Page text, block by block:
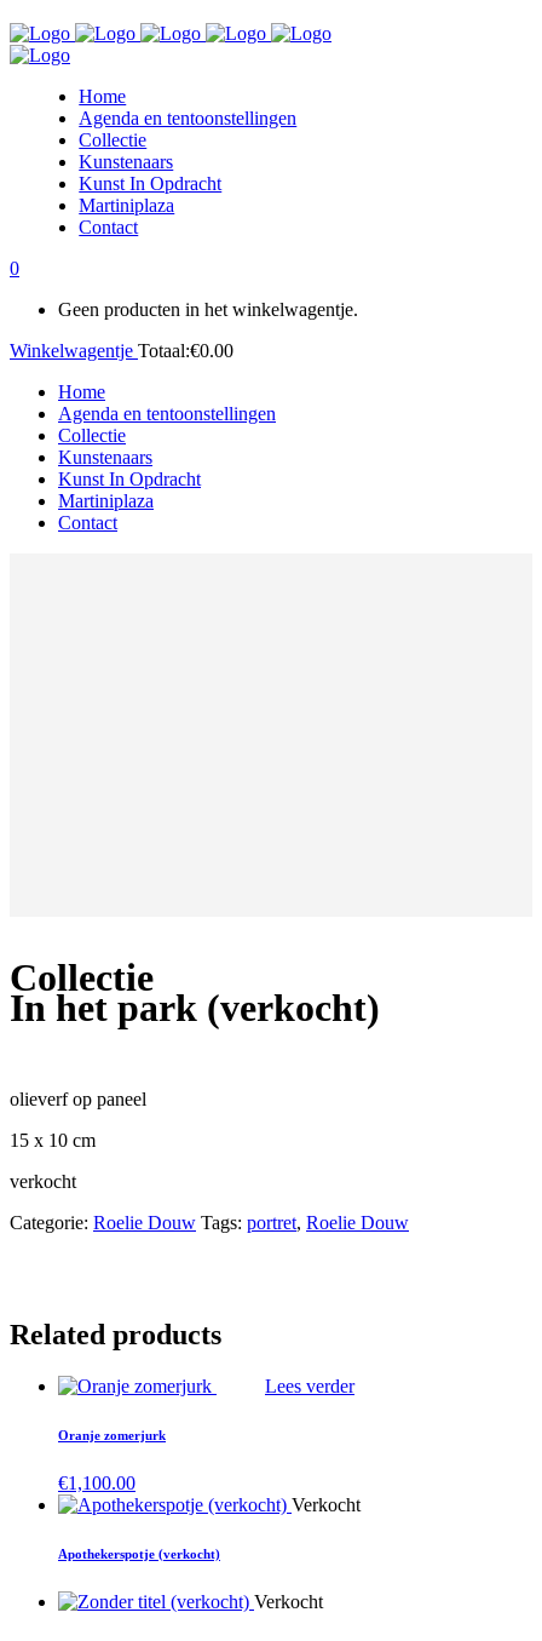
Home
Agenda en tentoonstellingen
Collectie
Kunstenaars
Kunst In Opdracht
Martiniplaza
Contact
0
Geen producten in het winkelwagentje.
Winkelwagentje Totaal:€0.00
Home
Agenda en tentoonstellingen
Collectie
Kunstenaars
Kunst In Opdracht
Martiniplaza
Contact
Collectie
In het park (verkocht)
olieverf op paneel
15 x 10 cm
verkocht
Categorie: Roelie Douw Tags: portret, Roelie Douw
Related products
Lees verder
Oranje zomerjurk
€1,100.00
Verkocht
Apothekerspotje (verkocht)
Verkocht